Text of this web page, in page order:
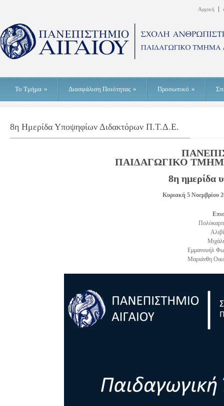
Αρχική
Το Τμήμα » Διασφάλιση Ποιότητας » Προσωπικό »
8η Ημερίδα Υποψηφίων Διδακτόρων Π.Τ.Δ.Ε.
ΠΑΙΔΑΓΩΓΙΚΟ
8η ημερίδα
Κυριακή 5 Νοεμβρίου
Εμμανουήλ
Μαριάνθη